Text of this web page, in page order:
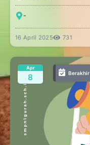
-
16 April 2025 731
Apr
8 Berakhir